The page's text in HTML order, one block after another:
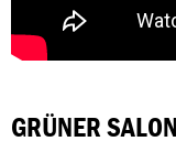
GRÜNER